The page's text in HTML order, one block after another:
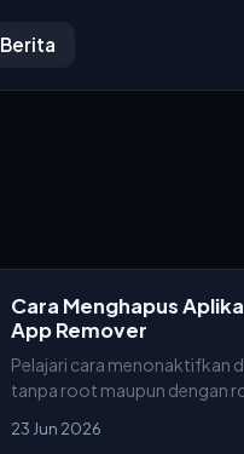
Berita
Cara Menghapus
App Remover
Pelajari cara menonaktifkan
tanpa root maupun dengan
23 Jun 2026